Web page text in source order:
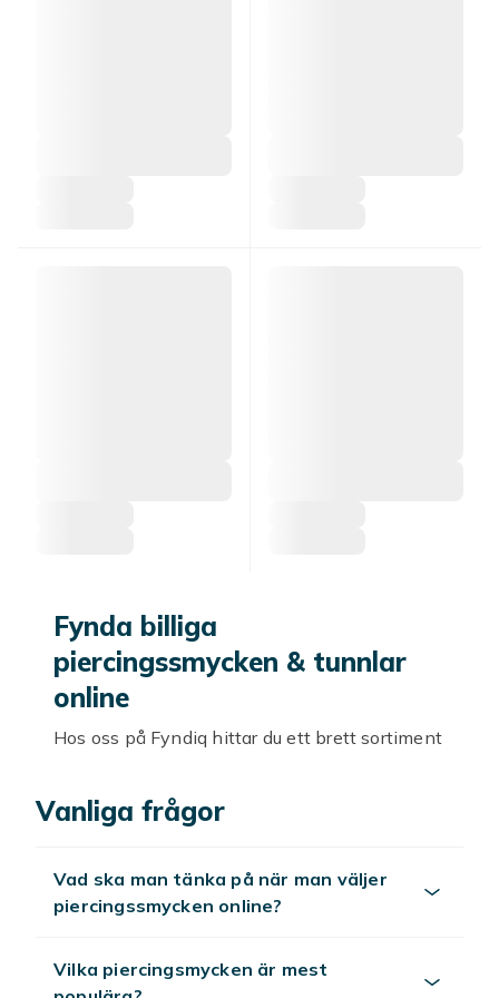
Fynda billiga
piercingssmycken & tunnlar
online
Hos oss på Fyndiq hittar du ett brett sortiment
sorters piercingar som näsringar, navelringar,
Hitta ett smycke som passar dig i smaken och
uttryck din personliga stil! Kanske en smiley
självlysande UV kula till din läpp piercing? Det
Vanliga frågor
Vad ska man tänka på när man väljer
piercingssmycken online?
Vilka piercingsmycken är mest